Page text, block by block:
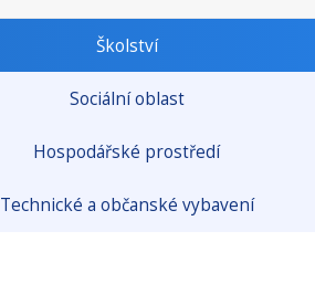
Školství
Sociální oblast
Hospodářské prostředí
Technické a občanské vybavení